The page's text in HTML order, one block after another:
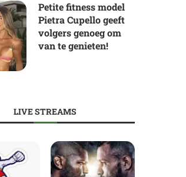
Petite fitness model
Pietra Cupello geeft
volgers genoeg om
van te genieten!
LIVE STREAMS